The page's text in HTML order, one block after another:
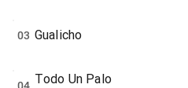
03 Gualicho
Todo Un Palo